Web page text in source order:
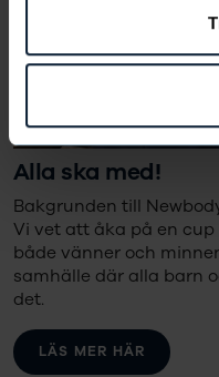
Alla ska med!
Bakgrunden till
Vi vet att åka på en
både vänner och
samhälle där alla barn
det.
LÄS MER HÄR